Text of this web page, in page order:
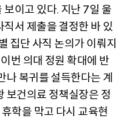
이고 있다. 지난 7일 울
서 제출을 결정한 바 있
집단 사직 논의가 이뤄지
번 의대 정원 확대에 반
나 복귀를 설득한다는 계
보건의료 정책실장은 정
학을 막고 다시 교육현